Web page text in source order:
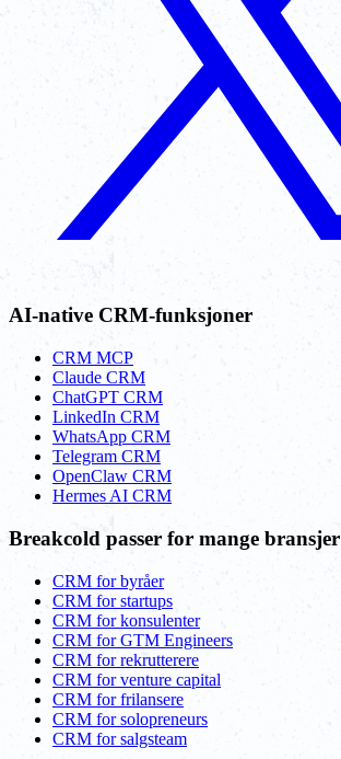
AI-native CRM-funksjoner
CRM MCP
Claude CRM
ChatGPT CRM
LinkedIn CRM
WhatsApp CRM
Telegram CRM
OpenClaw CRM
Hermes AI CRM
Breakcold passer for mange bransjer
CRM for byråer
CRM for startups
CRM for konsulenter
CRM for GTM Engineers
CRM for rekrutterere
CRM for venture capital
CRM for frilansere
CRM for solopreneurs
CRM for salgsteam